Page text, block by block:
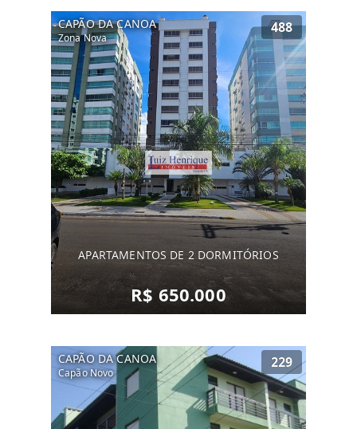
CAPÃO DA CANOA
Zona Nova
488
APARTAMENTOS DE 2 DORMITÓRIOS
R$ 650.000
CAPÃO DA CANOA
Capão Novo
229